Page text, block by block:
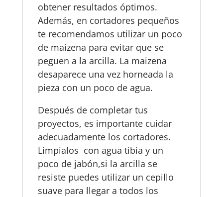
obtener resultados óptimos.
Además, en cortadores pequeños
te recomendamos utilizar un poco
de maizena para evitar que se
peguen a la arcilla. La maizena
desaparece una vez horneada la
pieza con un poco de agua.
Después de completar tus
proyectos, es importante cuidar
adecuadamente los cortadores.
Limpialos con agua tibia y un
poco de jabón,si la arcilla se
resiste puedes utilizar un cepillo
suave para llegar a todos los